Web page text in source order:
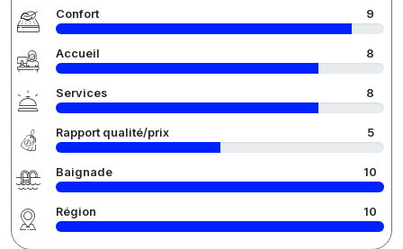
Confort 9
Accueil 8
Services 8
Rapport qualité/prix 5
Baignade 10
Région 10